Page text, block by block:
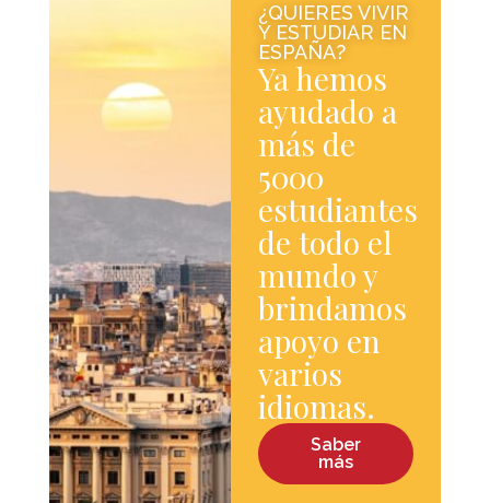
¿QUIERES VIVIR
Y ESTUDIAR EN
ESPAÑA?
Ya hemos
ayudado a
más de
5000
estudiantes
de todo el
mundo y
brindamos
apoyo en
varios
idiomas.
Saber
más